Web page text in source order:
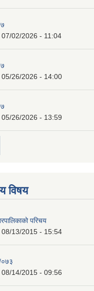
07/02/2026 - 11:04
05/26/2026 - 14:00
05/26/2026 - 13:59
विषय
परिचय
08/13/2015 - 15:54
08/14/2015 - 09:56